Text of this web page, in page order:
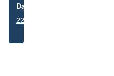
Datum:
22 december 2023